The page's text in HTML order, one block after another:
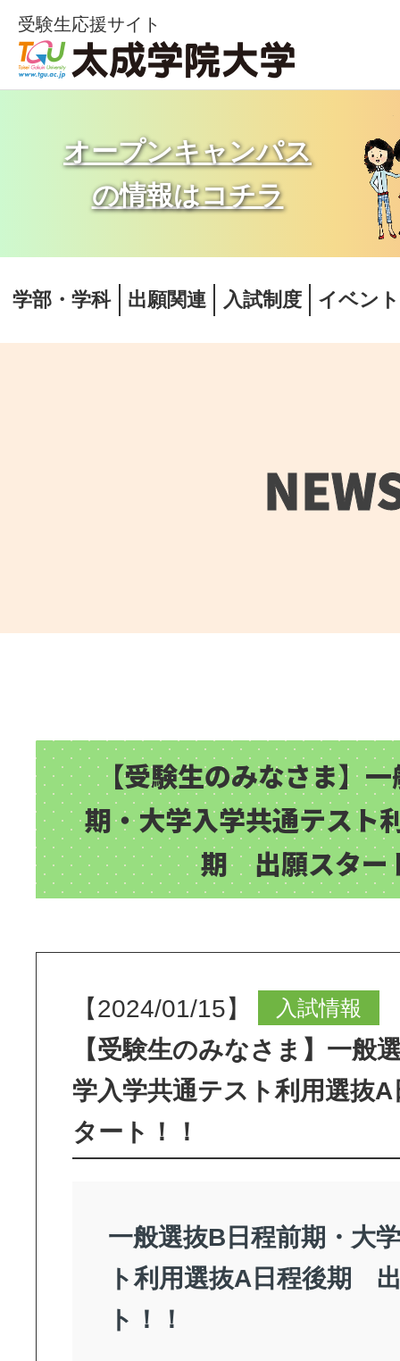
受験生応援サイト
オープンキャンパス
の情報はコチラ
学部・学科 出願関連 入試制度 イベン
【受験生のみなさま】
期・大学入学共通テスト
期 出願スター
【2024/01/15】 入試情報
【受験生のみなさま】一般
学入学共通テスト利用選抜
タート！！
一般選抜B日程前期・大
ト利用選抜A日程後期
ト！！